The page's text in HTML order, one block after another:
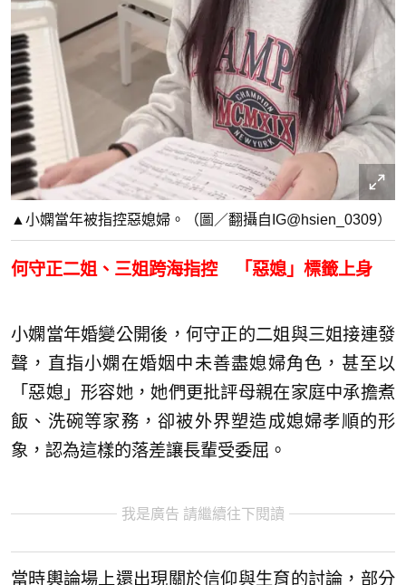
▲小嫻當年被指控惡媳婦。（圖／翻攝自IG@hsien_0309）
何守正二姐、三姐跨海指控 「惡媳」標籤上身
小嫻當年婚變公開後，何守正的二姐與三姐接連發
聲，直指小嫻在婚姻中未善盡媳婦角色，甚至以
「惡媳」形容她，她們更批評母親在家庭中承擔煮
飯、洗碗等家務，卻被外界塑造成媳婦孝順的形
象，認為這樣的落差讓長輩受委屈。
我是廣告 請繼續往下閱讀
當時輿論場上還出現關於信仰與生育的討論，部分